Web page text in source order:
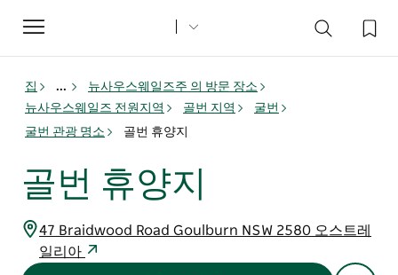
Toggle
navigation
집 ...
뉴사우스웨일즈주 의 방문 장소
뉴사우스웨일즈 전원지역
골번 지역
굴번
굴번 관광 명소
골번 휴양지
골번 휴양지
47 Braidwood Road Goulburn NSW 2580 오스트레
일리아